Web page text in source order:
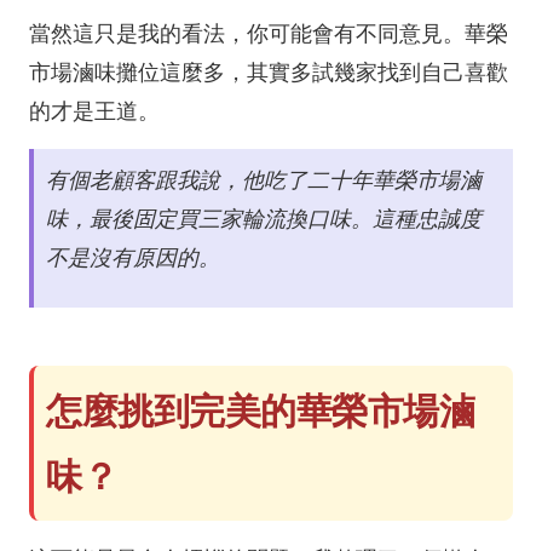
當然這只是我的看法，你可能會有不同意見。華榮
市場滷味攤位這麼多，其實多試幾家找到自己喜歡
的才是王道。
有個老顧客跟我說，他吃了二十年華榮市場滷
味，最後固定買三家輪流換口味。這種忠誠度
不是沒有原因的。
怎麼挑到完美的華榮市場滷
味？